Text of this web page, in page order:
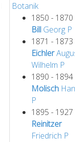
Botanik
1850 - 1870
Bill Georg P
1871 - 1873
Eichler
Wilhelm P
1890 - 1894
Molisch
P
1895 - 1927
Reinitzer
Friedrich P